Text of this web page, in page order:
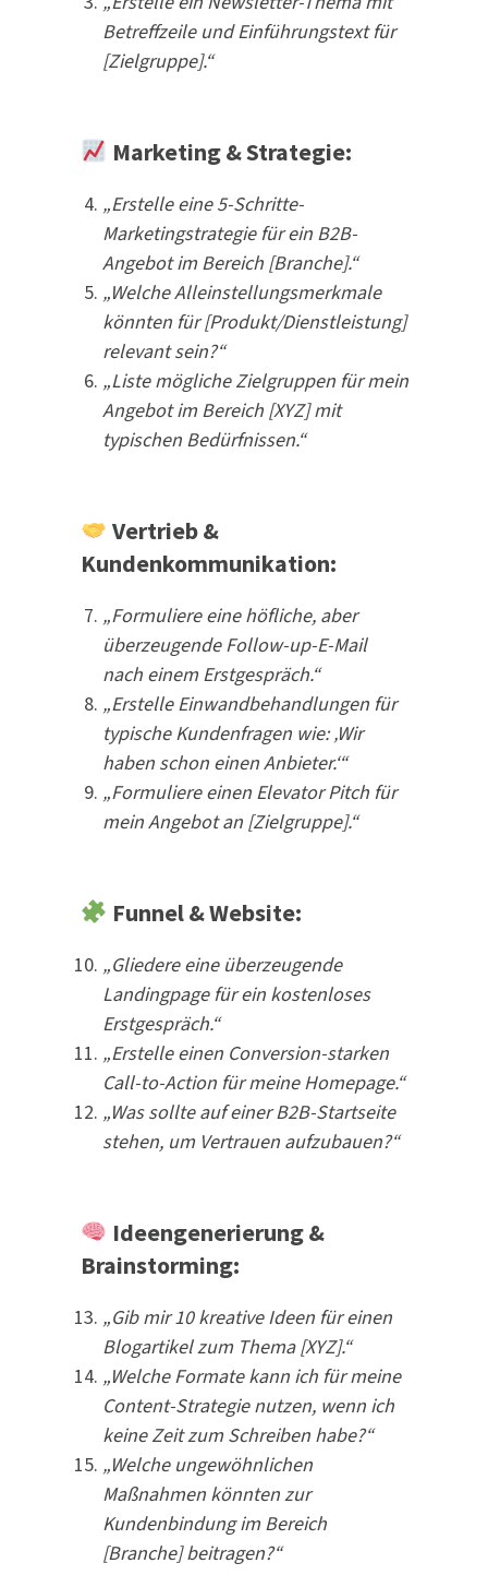
Betreffzeile und Einführungstext für
[Zielgruppe].“
Marketing & Strategie:
„Erstelle eine 5-Schritte-
Marketingstrategie für ein B2B-
Angebot im Bereich [Branche].“
„Welche Alleinstellungsmerkmale
könnten für [Produkt/Dienstleistung]
relevant sein?“
„Liste mögliche Zielgruppen für mein
Angebot im Bereich [XYZ] mit
typischen Bedürfnissen.“
Vertrieb &
Kundenkommunikation:
„Formuliere eine höfliche, aber
überzeugende Follow-up-E-Mail
nach einem Erstgespräch.“
„Erstelle Einwandbehandlungen für
typische Kundenfragen wie: ‚Wir
haben schon einen Anbieter.‘“
„Formuliere einen Elevator Pitch für
mein Angebot an [Zielgruppe].“
Funnel & Website:
„Gliedere eine überzeugende
Landingpage für ein kostenloses
Erstgespräch.“
„Erstelle einen Conversion-starken
Call-to-Action für meine Homepage.“
„Was sollte auf einer B2B-Startseite
stehen, um Vertrauen aufzubauen?“
Ideengenerierung &
Brainstorming:
„Gib mir 10 kreative Ideen für einen
Blogartikel zum Thema [XYZ].“
„Welche Formate kann ich für meine
Content-Strategie nutzen, wenn ich
keine Zeit zum Schreiben habe?“
„Welche ungewöhnlichen
Maßnahmen könnten zur
Kundenbindung im Bereich
[Branche] beitragen?“